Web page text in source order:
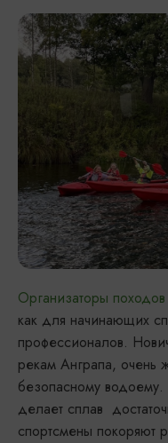
Организаторы
как для начинающих
профессионалов.
рекам Анграпа, очень
безопасному
делает сплав
спортсмены